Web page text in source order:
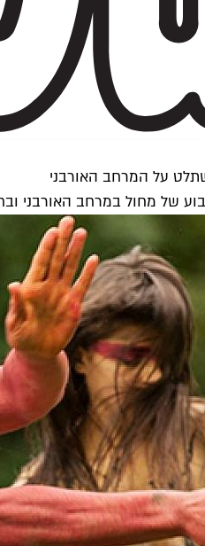
על המרחב האורבני
של מחול במרחב האורבני